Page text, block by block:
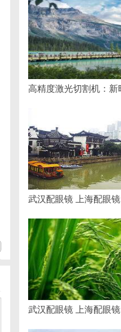
武汉配眼镜 上海配眼镜
武汉配眼镜 上海配眼镜